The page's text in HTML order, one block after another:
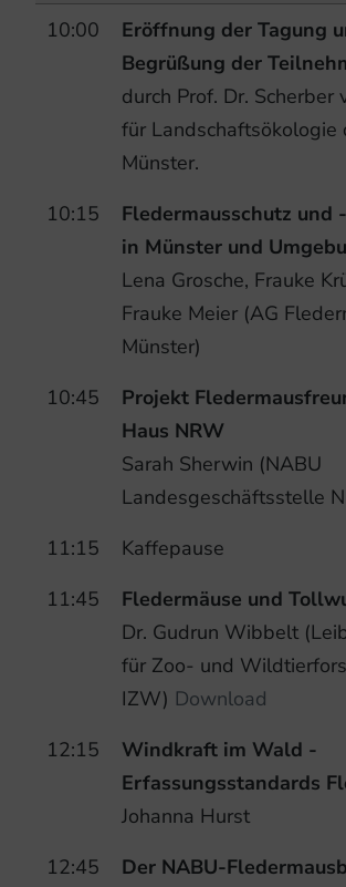
10:00
Eröffnung der Tagung
Begrüßung der
durch Prof. Dr. Scherber
für
Münster.
10:15
Fledermausschutz und
in Münster und
Lena Grosche, Frauke
Frauke Meier (AG
Münster)
10:45
Projekt
Haus NRW
Sarah Sherwin (NABU
Landesgeschäftsstelle
11:15
Kaffepause
11:45
Fledermäuse und
Dr. Gudrun Wibbelt
für Zoo- und
IZW) Download
12:15
Windkraft im Wald -
Erfassungsstandards
Johanna Hurst
12:45
Der NABU-